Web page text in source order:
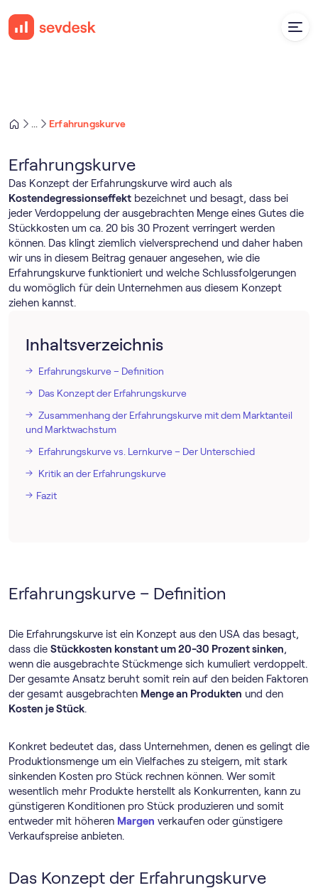
Erfahrungskurve
Erfahrungskurve
Das Konzept der Erfahrungskurve wird auch als
Kostendegressionseffekt bezeichnet und besagt, dass bei
jeder Verdoppelung der ausgebrachten Menge eines Gutes die
Stückkosten um ca. 20 bis 30 Prozent verringert werden
können. Das klingt ziemlich vielversprechend und daher haben
wir uns in diesem Beitrag genauer angesehen, wie die
Erfahrungskurve funktioniert und welche Schlussfolgerungen
du womöglich für dein Unternehmen aus diesem Konzept
ziehen kannst.
Inhaltsverzeichnis
Erfahrungskurve – Definition
Das Konzept der Erfahrungskurve
Zusammenhang der Erfahrungskurve mit dem Marktanteil
und Marktwachstum
Erfahrungskurve vs. Lernkurve – Der Unterschied
Kritik an der Erfahrungskurve
Fazit
Erfahrungskurve – Definition
Die Erfahrungskurve ist ein Konzept aus den USA das besagt,
dass die Stückkosten konstant um 20-30 Prozent sinken,
wenn die ausgebrachte Stückmenge sich kumuliert verdoppelt.
Der gesamte Ansatz beruht somit rein auf den beiden Faktoren
der gesamt ausgebrachten Menge an Produkten und den
Kosten je Stück.
Konkret bedeutet das, dass Unternehmen, denen es gelingt die
Produktionsmenge um ein Vielfaches zu steigern, mit stark
sinkenden Kosten pro Stück rechnen können. Wer somit
wesentlich mehr Produkte herstellt als Konkurrenten, kann zu
günstigeren Konditionen pro Stück produzieren und somit
entweder mit höheren Margen verkaufen oder günstigere
Verkaufspreise anbieten.
Das Konzept der Erfahrungskurve